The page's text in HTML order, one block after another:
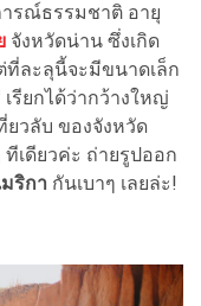
รณ์ธรรมชาติ อายุ
จังหวัดน่าน ซึ่งเกิด
ที่ละลุนี้จะมีขนาดเล็ก
รียกได้ว่ากว้างใหญ่
ยวลับ ของจังหวัด
เดียวค่ะ ถ่ายรูปออก
ริกา กันเบาๆ เลยล่ะ!